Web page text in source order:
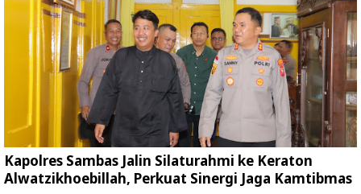
Kapolres Sambas Jalin Silaturahmi ke Keraton
Alwatzikhoebillah, Perkuat Sinergi Jaga Kamtibmas